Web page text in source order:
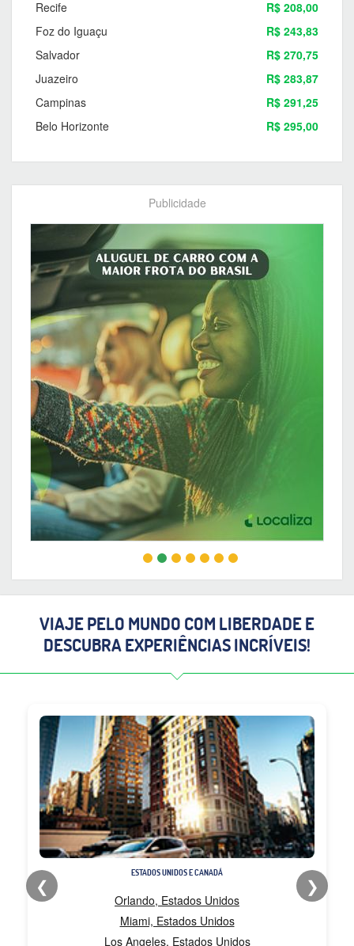
Recife
R$ 208,00
Foz do Iguaçu
R$ 243,83
Salvador
R$ 270,75
Juazeiro
R$ 283,87
Campinas
R$ 291,25
Belo Horizonte
R$ 295,00
Publicidade
VIAJE PELO MUNDO COM LIBERDADE E
DESCUBRA EXPERIÊNCIAS INCRÍVEIS!
❮
ESTADOS UNIDOS E CANADÁ
Orlando, Estados Unidos
Miami, Estados Unidos
Los Angeles, Estados Unidos
❯